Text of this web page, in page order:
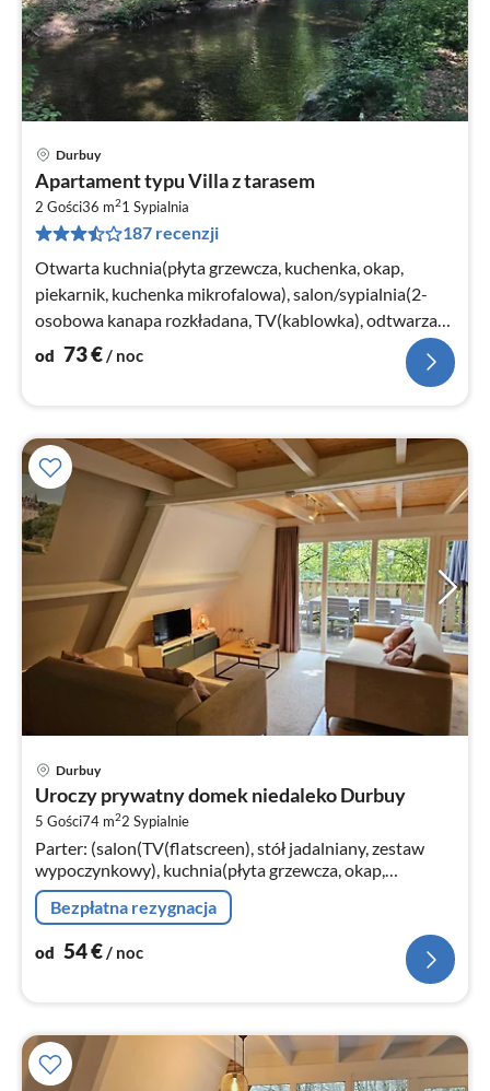
Durbuy
Apartament typu Villa z tarasem
2 Gości36 m21 Sypialnia
187 recenzji
Otwarta kuchnia(płyta grzewcza, kuchenka, okap,
piekarnik, kuchenka mikrofalowa), salon/sypialnia(2-
osobowa kanapa rozkładana, TV(kablowka), odtwarzacz
DVD, radio)
od 73€/ noc
Durbuy
Uroczy prywatny domek niedaleko Durbuy
5 Gości74 m22 Sypialnie
Parter: (salon(TV(flatscreen), stół jadalniany, zestaw
wypoczynkowy), kuchnia(płyta grzewcza, okap,
zaparzacz do kawy, kuchenka mikrofalowa
kombinowana, zmywarka do naczyń, , )
Bezpłatna rezygnacja
od 54€/ noc